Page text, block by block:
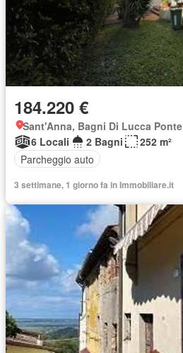
184.220 €
Sant'Anna, Bagni Di Lucca Ponte
6 Locali
2 Bagni
252 m²
Parcheggio auto
3 settimane, 1 giorno fa in Immobiliare.it